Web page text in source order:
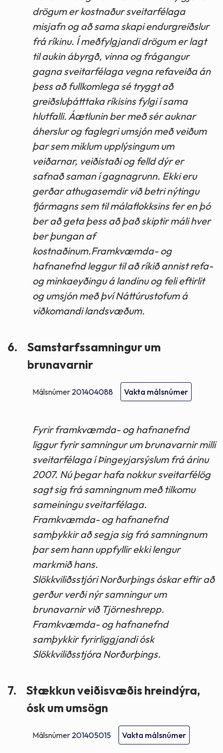
drögum er kostnaður sveitarfélaga
misjafn og að sama skapi endurgreiðslur
frá ríkinu. Í meðfylgjandi drögum er lagt
til aukin ábyrgð, vinna og frágangur
gagna sveitarfélaga vegna refaveiða án
þess að fullkomlega sé tryggt að
greiðsluþátttaka ríkisins fylgi í sama
hlutfalli. Áætlunin ber með sér auknar
áherslur og faglegri umsjón með veiðum
þar sem miklum upplýsingum um
veiðarnar, veiðistaði og felld dýr er
safnað saman í gagnagrunn. Ekki eru
gerðar athugasemdir við betri nýtingu
fjármagns sem til málaflokksins fer en þó
ber að geta þess að það skiptir máli hver
ber þungan af
kostnaðinum.Framkvæmda- og
hafnanefnd leggur til að ríkið annist refa-
og minkaeyðingu á landinu og feli eftirlit
og umsjón með því Náttúrustofum á
viðkomandi landsvæðum.
6.
Samstarfssamningur um
brunavarnir
Málsnúmer 201404088 Vakta málsnúmer
Fyrir framkvæmda- og hafnanefnd
liggur fyrir samningur um brunavarnir milli
sveitarfélaga í Þingeyjarsýslum frá árinu
2007. Nú þegar hafa nokkur sveitarfélög
sagt sig frá samningnum með tilkomu
sameiningu sveitarfélaga.
Framkvæmda- og hafnanefnd
samþykkir að segja sig frá samningnum
þar sem hann uppfyllir ekki lengur
markmið hans.
Slökkviliðsstjóri Norðurþings óskar eftir að
gerður verði nýr samningur um
brunavarnir við Tjörneshrepp.
Framkvæmda- og hafnanefnd
samþykkir fyrirliggjandi ósk
Slökkviliðsstjóra Norðurþings.
7.
Stækkun veiðisvæðis hreindýra,
ósk um umsögn
Málsnúmer 201405015 Vakta málsnúmer